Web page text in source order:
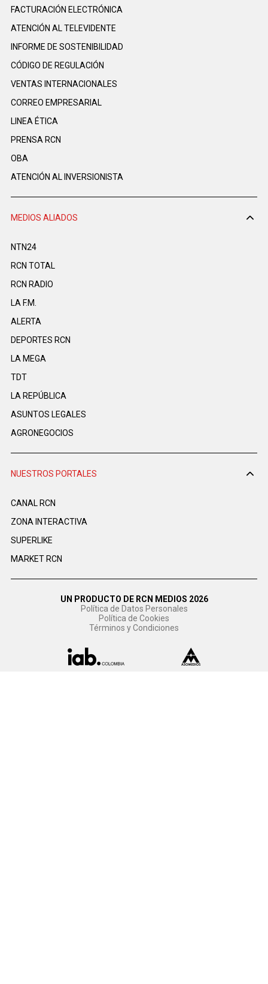
FACTURACIÓN ELECTRÓNICA
ATENCIÓN AL TELEVIDENTE
INFORME DE SOSTENIBILIDAD
CÓDIGO DE REGULACIÓN
VENTAS INTERNACIONALES
CORREO EMPRESARIAL
LINEA ÉTICA
PRENSA RCN
OBA
ATENCIÓN AL INVERSIONISTA
MEDIOS ALIADOS
NTN24
RCN TOTAL
RCN RADIO
LA F.M.
ALERTA
DEPORTES RCN
LA MEGA
TDT
LA REPÚBLICA
ASUNTOS LEGALES
AGRONEGOCIOS
NUESTROS PORTALES
CANAL RCN
ZONA INTERACTIVA
SUPERLIKE
MARKET RCN
UN PRODUCTO DE RCN MEDIOS 2026
Política de Datos Personales
Política de Cookies
Términos y Condiciones